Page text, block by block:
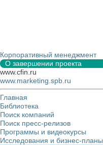
Корпоративный менеджмент
О завершении проекта
www.cfin.ru
www.marketing.spb.ru
Главная
Библиотека
Поиск компаний
Поиск пресс-релизов
Программы и видеокурсы
Исследования и бизнес-планы